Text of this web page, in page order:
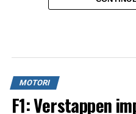
di qualità. Secondo posto
sorpassi impossibili su
sua posizione, difendendo
MOTORI
F1: Verstappen